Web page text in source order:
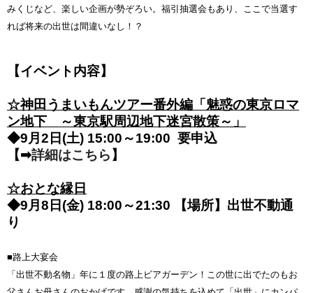
みくじなど、楽しい企画が勢ぞろい。福引抽選会もあり、ここで当選す
れば将来の出世は間違いなし！？
【イベント内容】
☆神田うまいもんツアー番外編「魅惑の東京ロマ
ン地下 ～東京駅周辺地下迷宮散策～」
◆9月2日(土) 15:00～19:00 要申込
【➡詳細はこちら 】
☆おとな縁日
◆9月8日(金) 18:00～21:30 【場所】出世不動通
り
■路上大宴会
「出世不動名物」年に１度の路上ビアガーデン！この世に出でたのもお